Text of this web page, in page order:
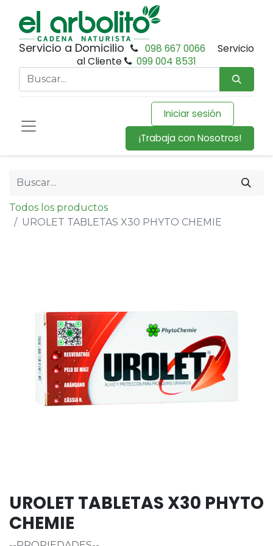
Servicio a Domicilio 098 667 0066
Servicio
al Cliente
099 004 8531
Iniciar sesión
¡Trabaja con Nosotros!
Todos los productos
UROLET TABLETAS X30 PHYTO CHEMIE
UROLET TABLETAS X30 PHYTO
CHEMIE